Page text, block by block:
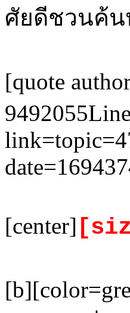
ศัยดีชวนค้น
[quote
9492055Line
[center]